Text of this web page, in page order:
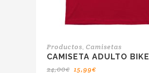
Productos, Camisetas
CAMISETA ADULTO BIKE
24,00€ 15,99€